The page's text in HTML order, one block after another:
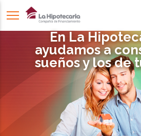
En La
ayudamos a
sueños y los de